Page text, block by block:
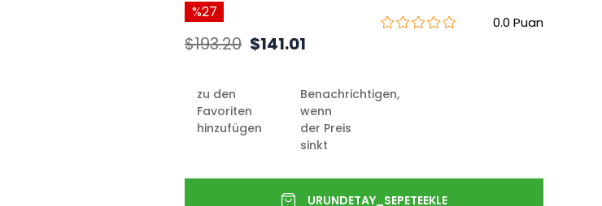
0.0
27
$193.20 $141.01
zu den
Favoriten
hinzufügen
Benachrichtigen,
wenn
der Preis
sinkt